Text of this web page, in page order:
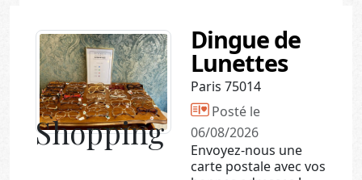
Shopping
Dingue de
Lunettes
Paris 75014
Posté le
06/08/2026
Envoyez-nous une
carte postale avec vos